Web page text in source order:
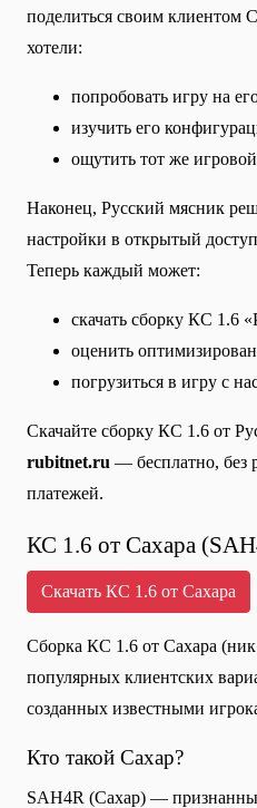
поделиться своим клиентом
хотели:
попробовать игру на
изучить его
ощутить тот же
Наконец, Русский мясник
настройки в открытый
Теперь каждый может:
скачать сборку КС 1.6
оценить
погрузиться в игру с
Скачайте сборку КС 1.6 от
rubitnet.ru — бесплатно, без
платежей.
КС 1.6 от Сахара
Скачать КС 1.6 от Сахара
Сборка КС 1.6 от Сахара
популярных клиентских
созданных известными
Кто такой Сахар?
SAH4R (Сахар) —